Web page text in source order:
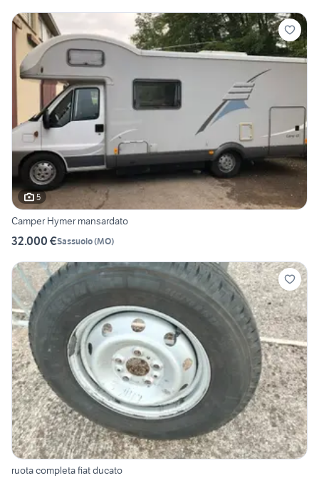
5
Camper Hymer mansardato
32.000 €Sassuolo(MO)
ruota completa fiat ducato